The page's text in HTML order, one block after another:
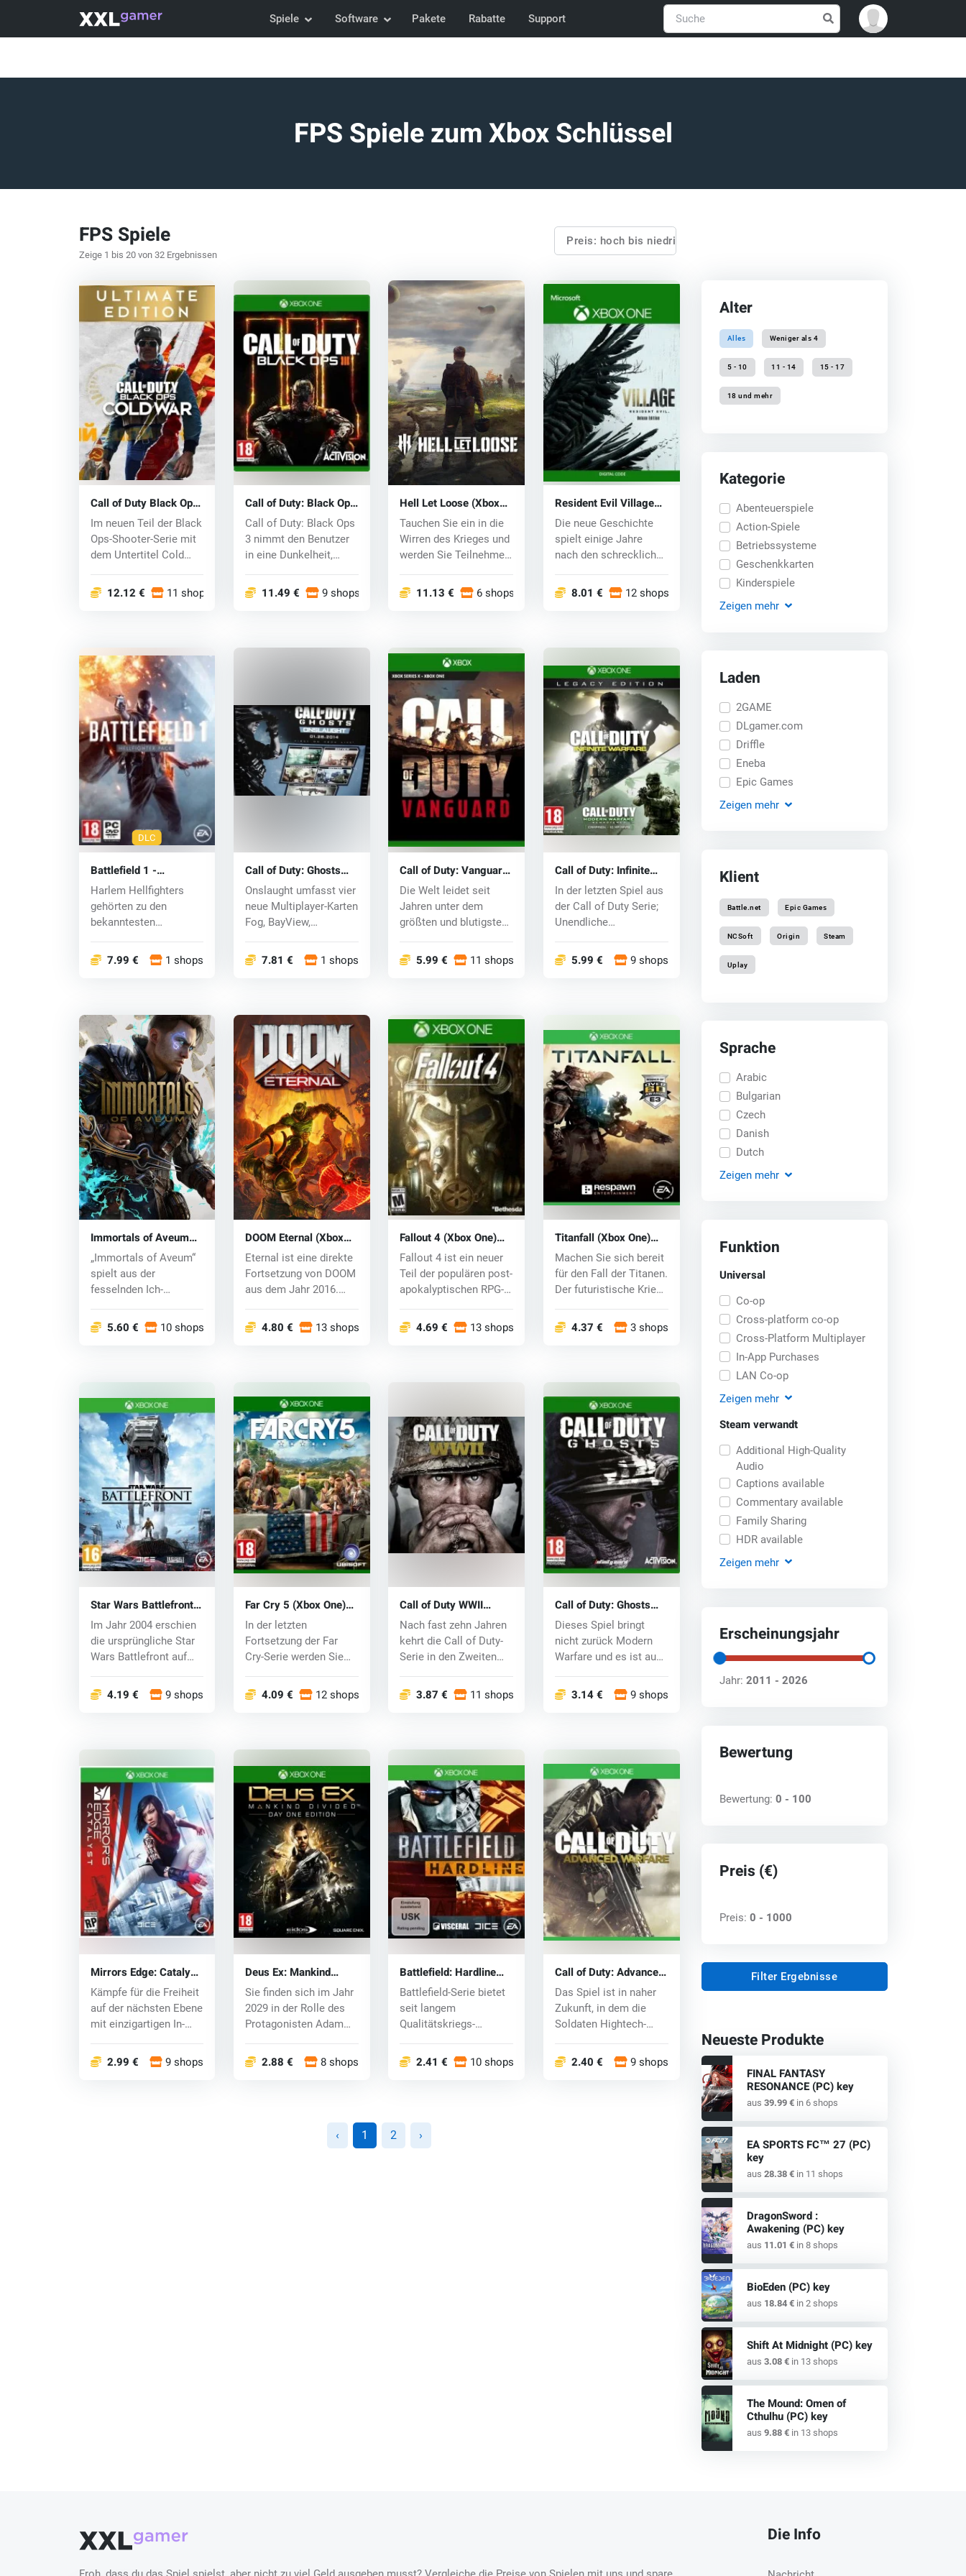
Spiele Software Pakete Rabatte Support
FPS Spiele zum Xbox Schlüssel
FPS Spiele
Zeige 1 bis 20 von 32 Ergebnissen
Preis: hoch bis niedrig
Call of Duty Black Ops:
Cold War (Xbox One)
key
Im neuen Teil der Black
Ops-Shooter-Serie mit
dem Untertitel Cold
12.12 € 11 shops
Call of Duty: Black Ops
3 (Xbox One) key
Call of Duty: Black Ops
3 nimmt den Benutzer
in eine Dunkelheit,
11.49 € 9 shops
Hell Let Loose (Xbox
One) key
Tauchen Sie ein in die
Wirren des Krieges und
werden Sie Teilnehmer
11.13 € 6 shops
Resident Evil Village
(Xbox One) key
Die neue Geschichte
spielt einige Jahre
nach den schrecklichen
8.01 € 12 shops
DLC
Battlefield 1 -
Hellfighter Pack (Xbox
One) key
Harlem Hellfighters
gehörten zu den
bekanntesten
des Er...
7.99 € 1 shops
Call of Duty: Ghosts
Onslaught DLC (Xbox
One) key
Onslaught umfasst vier
neue Multiplayer-Karten
Fog, BayView,
7.81 € 1 shops
Call of Duty: Vanguard
(Xbox One) key
Die Welt leidet seit
Jahren unter dem
größten und blutigsten
5.99 € 11 shops
Call of Duty: Infinite
Warfare (Xbox One)
key
In der letzten Spiel aus
der Call of Duty Serie;
Unendliche
5.99 € 9 shops
Immortals of Aveum
(Xbox One) key
„Immortals of Aveum“
spielt aus der
fesselnden Ich-
ha...5.60 € 10 shops
DOOM Eternal (Xbox
One) key
Eternal ist eine direkte
Fortsetzung von DOOM
aus dem Jahr 2016.
4.80 € 13 shops
Fallout 4 (Xbox One)
key
Fallout 4 ist ein neuer
Teil der populären post-
apokalyptischen RPG-
4.69 € 13 shops
Titanfall (Xbox One)
key
Machen Sie sich bereit
für den Fall der Titanen.
Der futuristische Krieg
4.37 € 3 shops
Star Wars Battlefront
(Xbox One) key
Im Jahr 2004 erschien
die ursprüngliche Star
Wars Battlefront auf
4.19 € 9 shops
Far Cry 5 (Xbox One)
key
In der letzten
Fortsetzung der Far
Cry-Serie werden Sie
4.09 € 12 shops
Call of Duty WWII
(Xbox One) key
Nach fast zehn Jahren
kehrt die Call of Duty-
Serie in den Zweiten
3.87 € 11 shops
Call of Duty: Ghosts
(Xbox One) key
Dieses Spiel bringt
nicht zurück Modern
Warfare und es ist auch
3.14 € 9 shops
Mirrors Edge: Catalyst
(Xbox One) key
Kämpfe für die Freiheit
auf der nächsten Ebene
mit einzigartigen In-
2.99 € 9 shops
Deus Ex: Mankind
Divided (Xbox One) key
Sie finden sich im Jahr
2029 in der Rolle des
Protagonisten Adam
2.88 € 8 shops
Battlefield: Hardline
(Xbox One) key
Battlefield-Serie bietet
seit langem
Qualitätskriegs-
2.41 € 10 shops
Call of Duty: Advanced
Warfare (Xbox One)
key
Das Spiel ist in naher
Zukunft, in dem die
Soldaten Hightech-
2.40 € 9 shops
‹ 1 2 ›
Alter
Alles Weniger als 4
5 - 10 11 - 14 15 - 17
18 und mehr
Kategorie
Abenteuerspiele
Action-Spiele
Betriebssysteme
Geschenkkarten
Kinderspiele
Zeigen mehr
Laden
2GAME
DLgamer.com
Driffle
Eneba
Epic Games
Zeigen mehr
Klient
Battle.net Epic Games
NCSoft Origin Steam
Uplay
Sprache
Arabic
Bulgarian
Czech
Danish
Dutch
Zeigen mehr
Funktion
Universal
Co-op
Cross-platform co-op
Cross-Platform Multiplayer
In-App Purchases
LAN Co-op
Zeigen mehr
Steam verwandt
Additional High-Quality
Audio
Captions available
Commentary available
Family Sharing
HDR available
Zeigen mehr
Erscheinungsjahr
Jahr:2011 - 2026
Bewertung
Bewertung:0 - 100
Preis (€)
Preis:0 - 1000
Filter Ergebnisse
Neueste Produkte
FINAL FANTASY
RESONANCE (PC) key
aus 39.99 €in 6 shops
EA SPORTS FC™ 27 (PC)
key
aus 28.38 €in 11 shops
DragonSword :
Awakening (PC) key
aus 11.01 €in 8 shops
BioEden (PC) key
aus 18.84 €in 2 shops
Shift At Midnight (PC) key
aus 3.08 €in 13 shops
The Mound: Omen of
Cthulhu (PC) key
aus 9.88 €in 13 shops
Die Info